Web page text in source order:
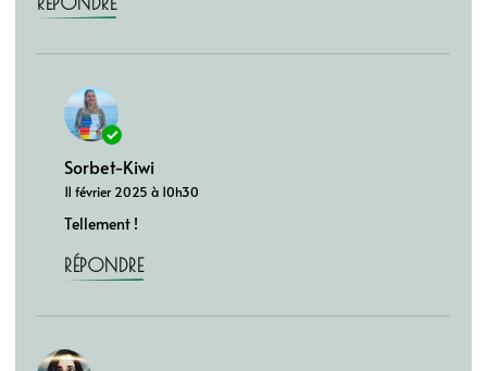
Sorbet-Kiwi
11 février 2025 à 10h30
Tellement !
RÉPONDRE